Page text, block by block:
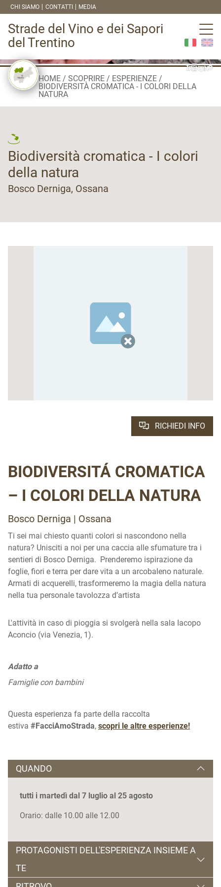
CHI SIAMO CONTATTI MEDIA
Strade del Vino e dei Sapori
del Trentino
HOME SCOPRIRE
ESPERIENZE
BIODIVERSITÀ CROMATICA - I COLORI DELLA
NATURA
Biodiversità cromatica - I colori
della natura
Bosco Derniga, Ossana
RICHIEDI INFO
BIODIVERSITÁ CROMATICA
– I COLORI DELLA NATURA
Bosco Derniga | Ossana
Ti sei mai chiesto quanti colori si nascondono nella
natura? Unisciti a noi per una caccia alle sfumature tra i
sentieri di Bosco Derniga. Prenderemo ispirazione da
foglie, fiori e terra per dare vita a un arcobaleno naturale.
Armati di acquerelli, trasformeremo la magia della natura
nella tua personale tavolozza d’artista
L'attività in caso di pioggia si svolgerà nella sala Iacopo
Aconcio (via Venezia, 1).
Adatto a
Famiglie con bambini
Questa esperienza fa parte della raccolta
estiva #FacciAmoStrada, scopri le altre esperienze!
QUANDO
tutti i martedì dal 7 luglio al 25 agosto
Orario: dalle 10.00 alle 12.00
PROTAGONISTI DELL'ESPERIENZA INSIEME A
TE